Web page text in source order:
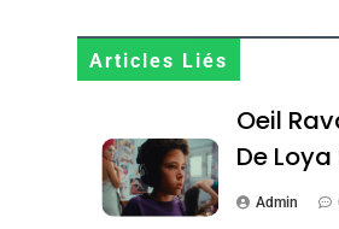
Articles Liés
Oeil
De
Admin